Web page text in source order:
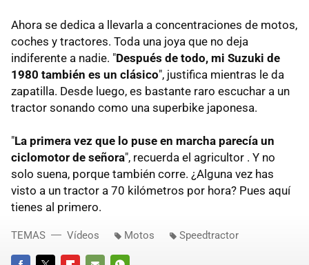
Ahora se dedica a llevarla a concentraciones de motos,
coches y tractores. Toda una joya que no deja
indiferente a nadie. "Después de todo, mi Suzuki de
1980 también es un clásico", justifica mientras le da
zapatilla. Desde luego, es bastante raro escuchar a un
tractor sonando como una superbike japonesa.
"La primera vez que lo puse en marcha parecía un
ciclomotor de señora", recuerda el agricultor . Y no
solo suena, porque también corre. ¿Alguna vez has
visto a un tractor a 70 kilómetros por hora? Pues aquí
tienes al primero.
TEMAS Vídeos Motos Speedtractor